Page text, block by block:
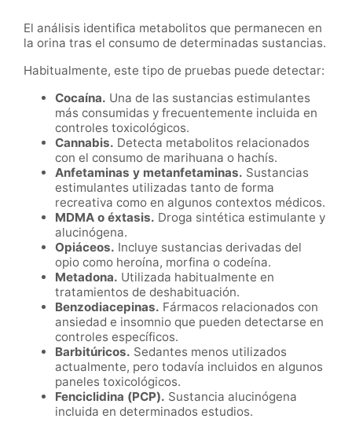
El análisis identifica metabolitos que permanecen en
la orina tras el consumo de determinadas sustancias.
Habitualmente, este tipo de pruebas puede detectar:
Cocaína. Una de las sustancias estimulantes
más consumidas y frecuentemente incluida en
controles toxicológicos.
Cannabis. Detecta metabolitos relacionados
con el consumo de marihuana o hachís.
Anfetaminas y metanfetaminas. Sustancias
estimulantes utilizadas tanto de forma
recreativa como en algunos contextos médicos.
MDMA o éxtasis. Droga sintética estimulante y
alucinógena.
Opiáceos. Incluye sustancias derivadas del
opio como heroína, morfina o codeína.
Metadona. Utilizada habitualmente en
tratamientos de deshabituación.
Benzodiacepinas. Fármacos relacionados con
ansiedad e insomnio que pueden detectarse en
controles específicos.
Barbitúricos. Sedantes menos utilizados
actualmente, pero todavía incluidos en algunos
paneles toxicológicos.
Fenciclidina (PCP). Sustancia alucinógena
incluida en determinados estudios.